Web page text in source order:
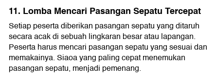
11. Lomba Mencari Pasangan Sepatu Tercepat
Setiap peserta diberikan pasangan sepatu yang ditaruh
secara acak di sebuah lingkaran besar atau lapangan.
Peserta harus mencari pasangan sepatu yang sesuai dan
memakainya. Siaoa yang paling cepat menemukan
pasangan sepatu, menjadi pemenang.